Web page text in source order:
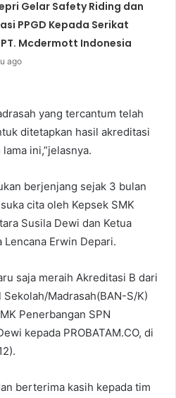
Gelar Safety Riding dan
PPGD Kepada Serikat
Mcdermott Indonesia
ago
yang tercantum telah
ditetapkan hasil akreditasi
ini,”jelasnya.
berjenjang sejak 3 bulan
cita oleh Kepsek SMK
Susila Dewi dan Ketua
Lencana Erwin Depari.
saja meraih Akreditasi B dari
Madrasah(BAN-S/K)
Penerbangan SPN
kepada PROBATAM.CO, di
berterima kasih kepada tim